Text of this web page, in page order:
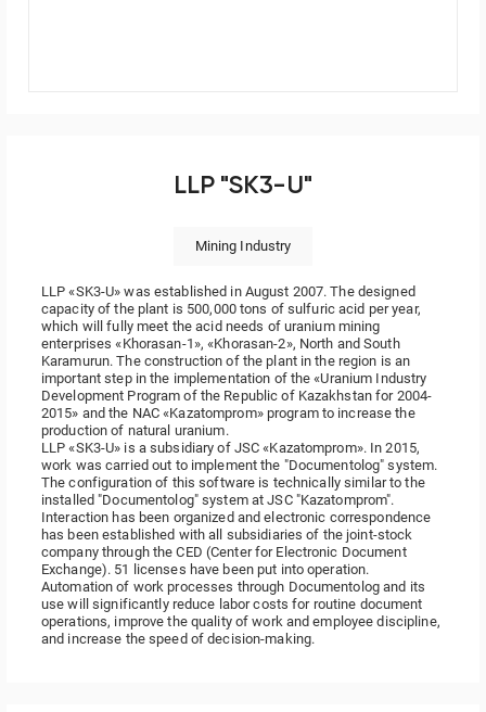
LLP "SK3-U"
Mining Industry
LLP «SK3-U» was established in August 2007. The designed
capacity of the plant is 500,000 tons of sulfuric acid per year,
which will fully meet the acid needs of uranium mining
enterprises «Khorasan-1», «Khorasan-2», North and South
Karamurun. The construction of the plant in the region is an
important step in the implementation of the «Uranium Industry
Development Program of the Republic of Kazakhstan for 2004-
2015» and the NAC «Kazatomprom» program to increase the
production of natural uranium.
LLP «SK3-U» is a subsidiary of JSC «Kazatomprom». In 2015,
work was carried out to implement the "Documentolog" system.
The configuration of this software is technically similar to the
installed "Documentolog" system at JSC "Kazatomprom".
Interaction has been organized and electronic correspondence
has been established with all subsidiaries of the joint-stock
company through the CED (Center for Electronic Document
Exchange). 51 licenses have been put into operation.
Automation of work processes through Documentolog and its
use will significantly reduce labor costs for routine document
operations, improve the quality of work and employee discipline,
and increase the speed of decision-making.